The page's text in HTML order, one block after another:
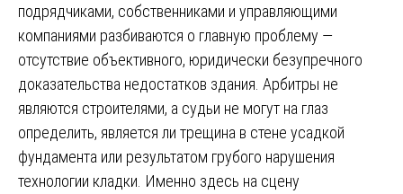
подрядчиками, собственниками и управляющими
компаниями разбиваются о главную проблему —
отсутствие объективного, юридически безупречного
доказательства недостатков здания. Арбитры не
являются строителями, а судьи не могут на глаз
определить, является ли трещина в стене усадкой
фундамента или результатом грубого нарушения
технологии кладки. Именно здесь на сцену